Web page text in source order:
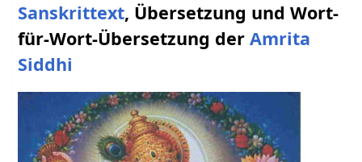
Sanskrittext, Übersetzung und Wort-
für-Wort-Übersetzung derAmrita
Siddhi